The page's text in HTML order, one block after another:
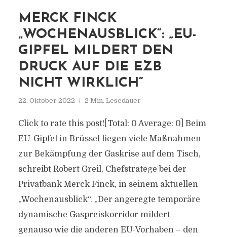
MERCK FINCK
„WOCHENAUSBLICK“: „EU-
GIPFEL MILDERT DEN
DRUCK AUF DIE EZB
NICHT WIRKLICH“
22. Oktober 2022 2 Min. Lesedauer
Click to rate this post![Total: 0 Average: 0] Beim
EU-Gipfel in Brüssel liegen viele Maßnahmen
zur Bekämpfung der Gaskrise auf dem Tisch,
schreibt Robert Greil, Chefstratege bei der
Privatbank Merck Finck, in seinem aktuellen
„Wochenausblick“. „Der angeregte temporäre
dynamische Gaspreiskorridor mildert –
genauso wie die anderen EU-Vorhaben – den